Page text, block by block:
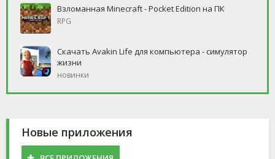
Взломанная Minecraft - Pocket Edition на ПК
RPG
Скачать Avakin Life для компьютера - симулятор
жизни
новинки
Новые приложения